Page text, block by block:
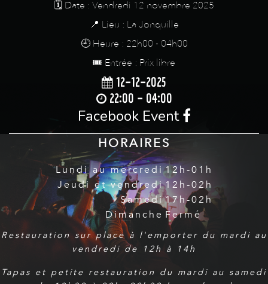
🗓️ Date : Vendredi 12 novembre 2025
📍 Lieu : La Jonquille
🕘 Heure : 22h00 - 04h00
🎟️ Entrée : Prix libre
12-12-2025
22:00 - 04:00
Facebook Event
HORAIRES
Lundi au mercredi
Jeudi et vendredi
Samedi
Dimanche
12h-01h
12h-02h
17h-02h
Fermé
Restauration sur place à l'emporter du mardi au
vendredi de 12h à 14h
Tapas et petite restauration du mardi au samedi